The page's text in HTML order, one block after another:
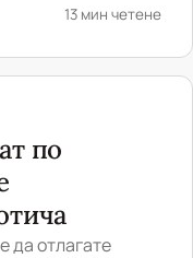
13 мин четене
по
да отлагате